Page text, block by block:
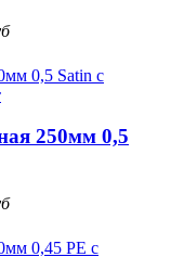
250мм 0,5